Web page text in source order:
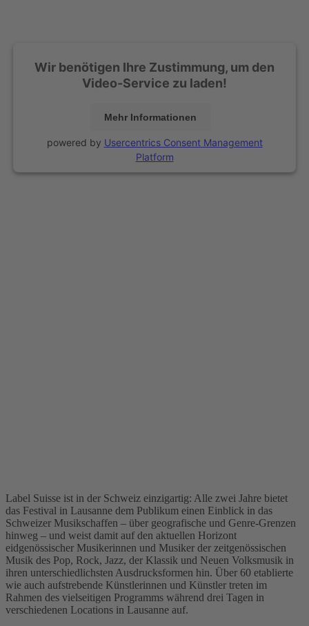
Wir benötigen Ihre Zustimmung, um den
Video-Service zu laden!
Mehr Informationen
powered by Usercentrics Consent Management
Platform
Label Suisse ist in der Schweiz einzigartig: Alle zwei Jahre bietet
das Festival in Lausanne dem Publikum einen Einblick in das
Schweizer Musikschaffen – über geografische und Genre-Grenzen
hinweg – und weist damit auf den aktuellen Horizont
eidgenössischer Musikerinnen und Musiker der zeitgenössischen
Musik des Pop, Rock, Jazz, der Klassik und Neuen Volksmusik in
ihren unterschiedlichsten Ausdrucksformen hin. Über 60 etablierte
wie auch aufstrebende Künstlerinnen und Künstler treten im
Rahmen des vielseitigen Programms während drei Tagen in
verschiedenen Locations in Lausanne auf.